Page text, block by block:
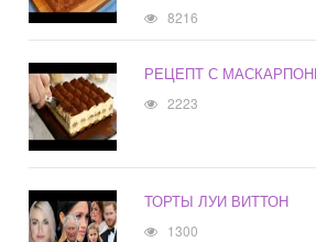
8216
РЕЦЕПТ С
2223
ТОРТЫ ЛУИ ВИТТОН
1300